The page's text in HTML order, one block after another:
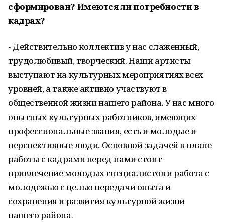
сформирован? Имеются ли потребности в
кадрах?
- Действительно коллектив у нас слаженный,
трудолюбивый, творческий. Наши артисты
выступают на культурных мероприятиях всех
уровней, а также активно участвуют в
общественной жизни нашего района. У нас много
опытных культурных работников, имеющих
профессиональные звания, есть и молодые и
перспективные люди. Основной задачей в плане
работы с кадрами перед нами стоит
привлечение молодых специалистов и работа с
молодежью с целью передачи опыта и
сохранения и развития культурной жизни
нашего района.